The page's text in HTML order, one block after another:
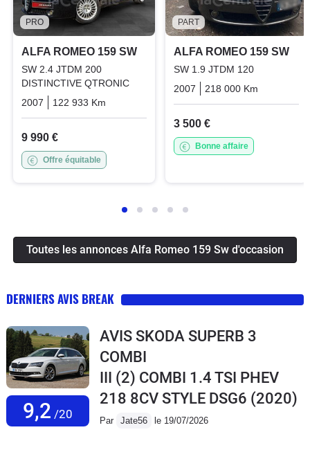
PRO
ALFA ROMEO 159 SW
SW 2.4 JTDM 200
DISTINCTIVE QTRONIC
2007
122 933 Km Diesel
9 990 €
Offre équitable
PART
ALFA ROMEO 159 SW
SW 1.9 JTDM 120
2007
218 000 Km
3 500 €
Bonne affaire
Toutes les annonces Alfa Romeo 159 Sw d'occasion
DERNIERS AVIS BREAK
9,2 /20
AVIS SKODA SUPERB 3
COMBI
III (2) COMBI 1.4 TSI PHEV
218 8CV STYLE DSG6 (2020)
Par Jate56 le 19/07/2026